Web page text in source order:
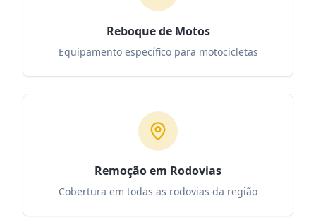
Reboque de Motos
Equipamento específico para motocicletas
Remoção em Rodovias
Cobertura em todas as rodovias da região